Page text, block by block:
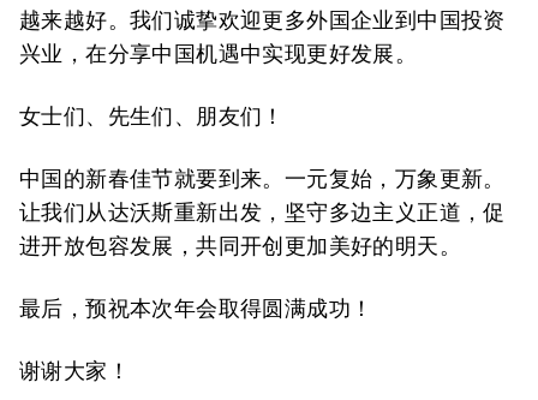
越来越好。我们诚挚欢迎更多外国企业到中国投资
兴业，在分享中国机遇中实现更好发展。
女士们、先生们、朋友们！
中国的新春佳节就要到来。一元复始，万象更新。
让我们从达沃斯重新出发，坚守多边主义正道，促
进开放包容发展，共同开创更加美好的明天。
最后，预祝本次年会取得圆满成功！
谢谢大家！